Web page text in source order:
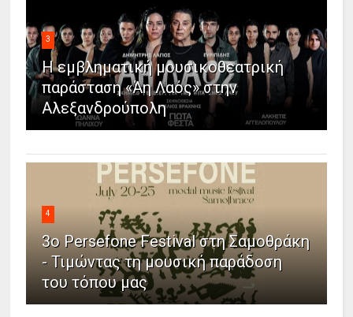
3
Η εμβληματική μουσικοθεατρική
παράσταση «Άη Λαός» στην
Αλεξανδρούπολη
4
3ο Persefone Festival στη Σαμοθράκη
- Τιμώντας τη μουσική παράδοση
του τόπου μας